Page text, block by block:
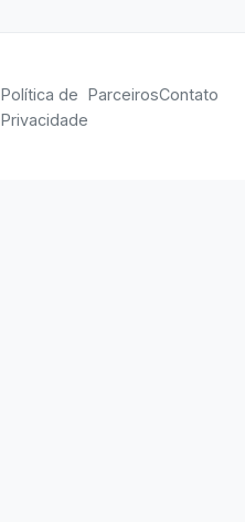
Política de
Privacidade
ParceirosContato